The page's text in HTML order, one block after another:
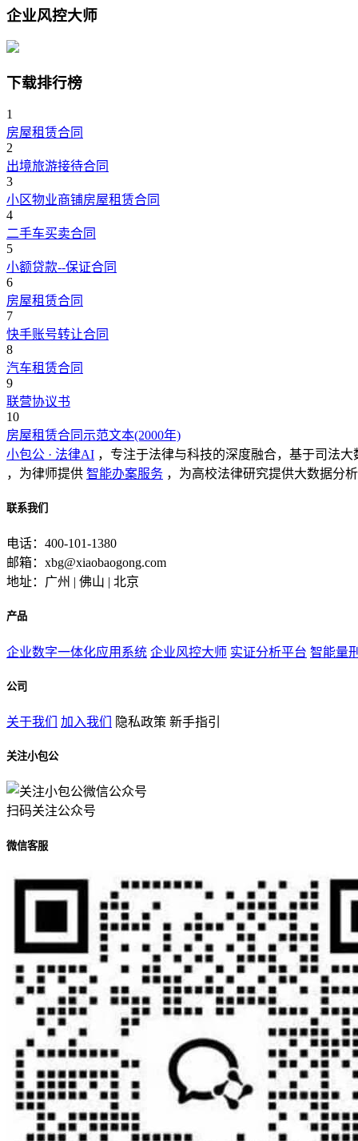
企业风控大师
下载排行榜
1
房屋租赁合同
2
出境旅游接待合同
3
小区物业商铺房屋租赁合同
4
二手车买卖合同
5
小额贷款--保证合同
6
房屋租赁合同
7
快手账号转让合同
8
汽车租赁合同
9
联营协议书
10
房屋租赁合同示范文本(2000年)
小包公 · 法律AI ，专注于法律与科技的深度融合，基于司法
，为律师提供 智能办案服务 ，为高校法律研究提供大数据分
联系我们
电话：400-101-1380
邮箱：xbg@xiaobaogong.com
地址：广州 | 佛山 | 北京
产品
企业数字一体化应用系统 企业风控大师 实证分析平台 智能量
公司
关于我们 加入我们 隐私政策 新手指引
关注小包公
扫码关注公众号
微信客服